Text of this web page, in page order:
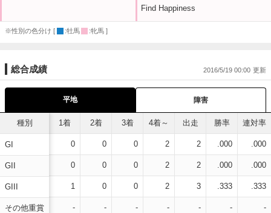
Find Happiness
※性別の色分け [ :牡馬 :牝馬 ]
総合成績 2016/5/19 00:00
平地 障害
種別
GI
GII
GIII
その他重賞
1着 2着 3着 4着～ 出走 勝率 連対率
0 0 0 2 2 .000 .000
0 0 0 2 2 .000 .000
1 0 0 2 3 .333 .333
- - - - - - -